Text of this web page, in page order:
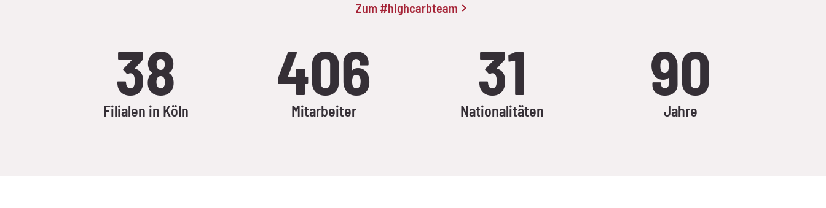
Zum #highcarbteam
Filialen in Köln
38
Mitarbeiter
406
Nationalitäten
31
Jahre​
90